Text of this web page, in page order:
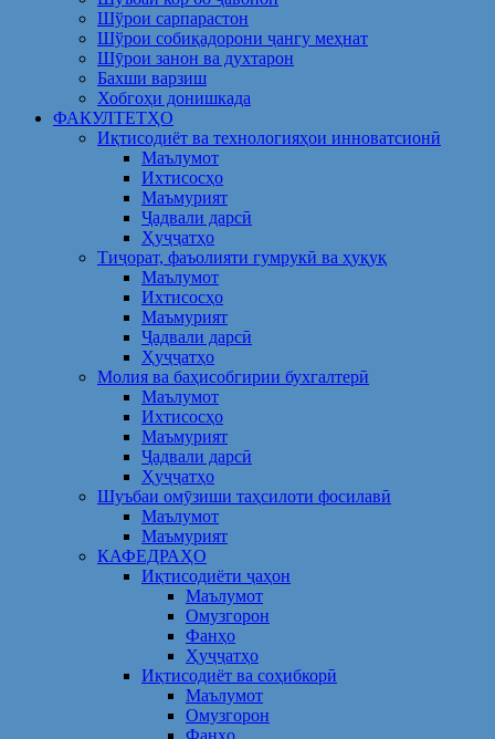
Шўрои сарпарастон
Шўрои собиқадорони ҷангу меҳнат
Шӯрои занон ва духтарон
Бахши варзиш
Хобгоҳи донишкада
ФАКУЛТЕТҲО
Иқтисодиёт ва технологияҳои инноватсионӣ
Маълумот
Ихтисосҳо
Маъмурият
Ҷадвали дарсӣ
Ҳуҷҷатҳо
Тиҷорат, фаъолияти гумрукӣ ва ҳуқуқ
Маълумот
Ихтисосҳо
Маъмурият
Ҷадвали дарсӣ
Ҳуҷҷатҳо
Молия ва баҳисобгирии бухгалтерӣ
Маълумот
Ихтисосҳо
Маъмурият
Ҷадвали дарсӣ
Ҳуҷҷатҳо
Шуъбаи омӯзиши таҳсилоти фосилавӣ
Маълумот
Маъмурият
КАФЕДРАҲО
Иқтисодиёти ҷаҳон
Маълумот
Омузгорон
Фанҳо
Ҳуҷҷатҳо
Иқтисодиёт ва соҳибкорӣ
Маълумот
Омузгорон
Фанҳо